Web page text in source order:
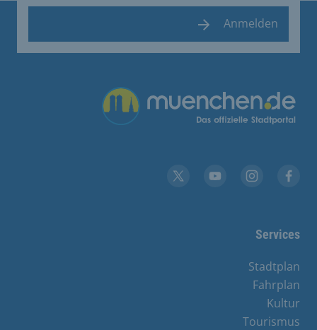
Anmelden
Übergreifende Links
Services
Stadtplan
Fahrplan
Kultur
Tourismus